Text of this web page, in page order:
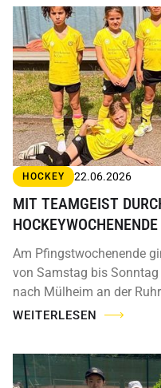
HOCKEY 22.06.2026
MIT TEAMGEIST
OCKEYWOCHENENDE
Am Pfingstwochenende
von Samstag bis
nach Mülheim an der Ruhr
WEITERLESEN